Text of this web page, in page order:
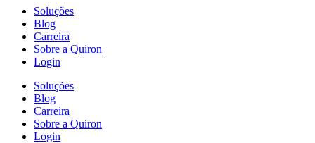
Soluções
Blog
Carreira
Sobre a Quiron
Login
Soluções
Blog
Carreira
Sobre a Quiron
Login